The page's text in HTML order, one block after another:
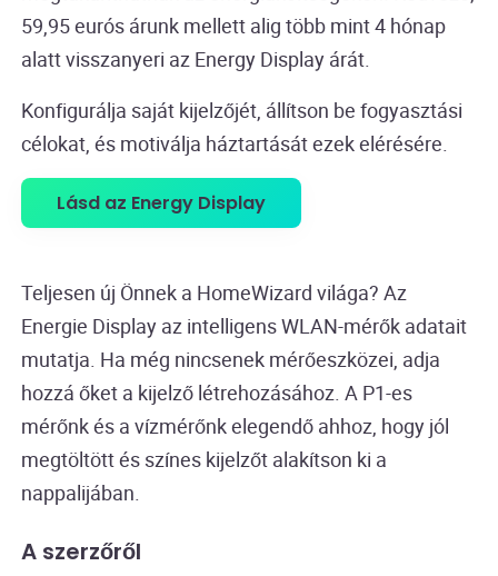
59,95 eurós árunk mellett alig több mint 4 hónap
alatt visszanyeri az Energy Display árát.
Konfigurálja saját kijelzőjét, állítson be fogyasztási
célokat, és motiválja háztartását ezek elérésére.
Lásd az Energy Display
Teljesen új Önnek a HomeWizard világa? Az
Energie Display az intelligens WLAN-mérők adatait
mutatja. Ha még nincsenek mérőeszközei, adja
hozzá őket a kijelző létrehozásához. A P1-es
mérőnk és a vízmérőnk elegendő ahhoz, hogy jól
megtöltött és színes kijelzőt alakítson ki a
nappalijában.
A szerzőről